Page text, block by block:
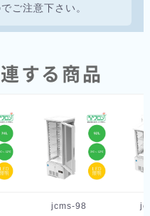
ご注意下さい。
する商品
jcms-98